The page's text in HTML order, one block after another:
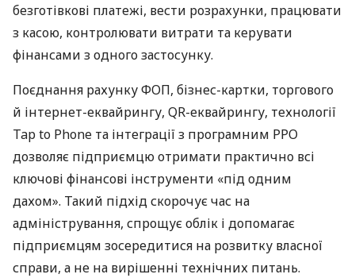
безготівкові платежі, вести розрахунки, працювати
з касою, контролювати витрати та керувати
фінансами з одного застосунку.
Поєднання рахунку ФОП, бізнес-картки, торгового
й інтернет-еквайрингу, QR-еквайрингу, технології
Tap to Phone та інтеграції з програмним РРО
дозволяє підприємцю отримати практично всі
ключові фінансові інструменти «під одним
дахом». Такий підхід скорочує час на
адміністрування, спрощує облік і допомагає
підприємцям зосередитися на розвитку власної
справи, а не на вирішенні технічних питань.